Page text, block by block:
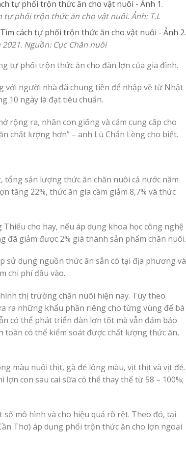
phối trộn thức ăn cho vật nuôi. Ảnh: T.L
Nguồn: Cục Chăn nuôi
tự phối trộn thức ăn cho đàn lợn của gia đình.
với người nhà đã chung tiền để nhập về từ Nhật
10 ngày là đạt tiêu chuẩn.
rộng ra, nhân con giống và cám cung cấp cho
chất lượng hơn” – anh Lù Chẩn Lèng cho biết.
tổng sản lượng thức ăn chăn nuôi cả nước năm
tăng 22%, thức ăn gia cầm giảm 8,7% và thức
cho hay, nếu áp dụng khoa học công nghệ
đã giảm được 2% giá thành sản phẩm chăn nuôi.
sử dụng nguồn thức ăn sẵn có tại địa phương và
chi phí đầu vào.
thị trường chăn nuôi hiện nay. Tùy theo
ra những khẩu phần riêng cho từng vùng để bà
có thể phát triển đàn lợn tốt mà vẫn đảm bảo
có thể kiểm soát được chất lượng thức ăn,
màu nuôi thịt, gà đẻ lông màu, vịt thịt và vịt đẻ.
con sau cai sữa có thể thay thế từ 58 – 100%;
mô hình và cho hiệu quả rõ rệt. Theo đó, tại
Thơ) áp dụng phối trộn thức ăn cho lợn ngoại